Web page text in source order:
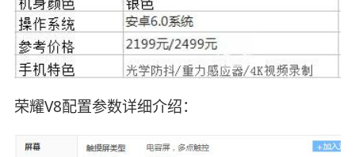
荣耀V8配置参数详细介绍：